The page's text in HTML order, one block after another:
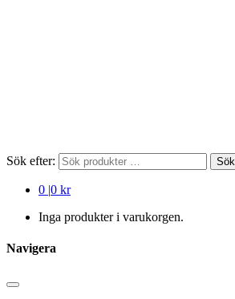
Sök efter: Sök
0 |0 kr
Inga produkter i varukorgen.
Navigera